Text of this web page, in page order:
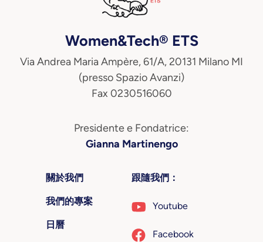
Women&Tech® ETS
Via Andrea Maria Ampère, 61/A, 20131 Milano MI
(presso Spazio Avanzi)
Fax 0230516060
Presidente e Fondatrice:
Gianna Martinengo
關於我們
我們的專案
日曆
跟隨我們：
Youtube
Facebook